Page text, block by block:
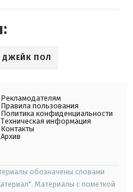
ДЖЕЙК ПОЛ
Рекламодателям
Правила пользования
Политика конфиденциальности
Техническая информация
Контакты
Архив
обозначены словами
Материалы с пометкой